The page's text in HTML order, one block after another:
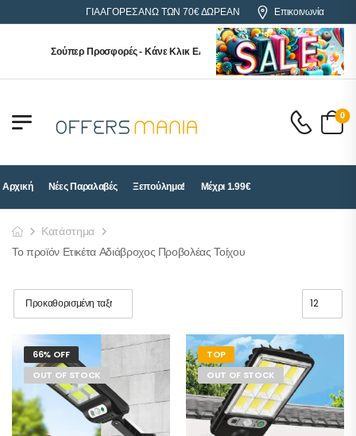
ΓΙΑ ΑΓΟΡΕΣ ΑΝΩ ΤΩΝ 70€ ΔΩΡΕΑΝ ΜΕΤΑΦΟΡΙΚΑ ΓΙΑ ΟΛΗ ΤΗΝ
Επικοινωνία
Σούπερ Προσφορές - Κάνε Κλικ ΕΔΩ!
0
Αρχική Νέες Παραλαβές Ξεπούλημα! Μέχρι 1.99€
Κατάστημα
Το προϊόν Ετικέτα Αδιάβροχος Προβολέας Τοίχου
66% OFF
OUT OF STOCK
TOP
OUT OF STOCK